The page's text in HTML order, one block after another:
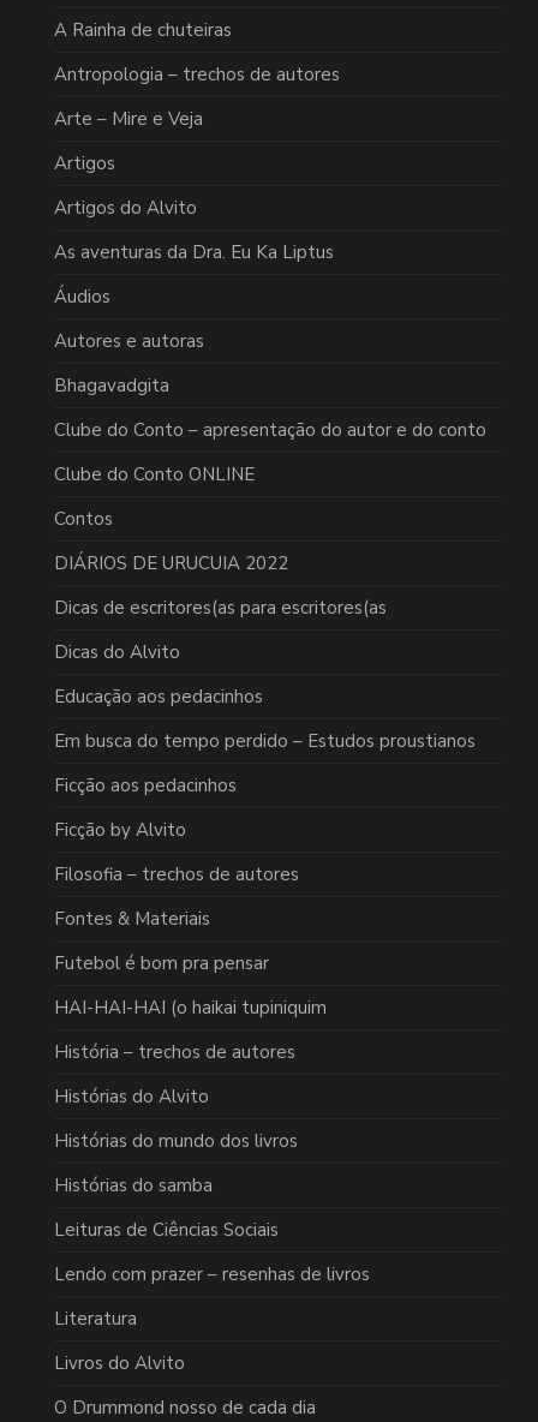
A Rainha de chuteiras
Antropologia – trechos de autores
Arte – Mire e Veja
Artigos
Artigos do Alvito
As aventuras da Dra. Eu Ka Liptus
Áudios
Autores e autoras
Bhagavadgita
Clube do Conto – apresentação do autor e do conto
Clube do Conto ONLINE
Contos
DIÁRIOS DE URUCUIA 2022
Dicas de escritores(as para escritores(as
Dicas do Alvito
Educação aos pedacinhos
Em busca do tempo perdido – Estudos proustianos
Ficção aos pedacinhos
Ficção by Alvito
Filosofia – trechos de autores
Fontes & Materiais
Futebol é bom pra pensar
HAI-HAI-HAI (o haikai tupiniquim
História – trechos de autores
Histórias do Alvito
Histórias do mundo dos livros
Histórias do samba
Leituras de Ciências Sociais
Lendo com prazer – resenhas de livros
Literatura
Livros do Alvito
O Drummond nosso de cada dia